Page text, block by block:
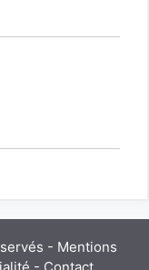
- Mentions